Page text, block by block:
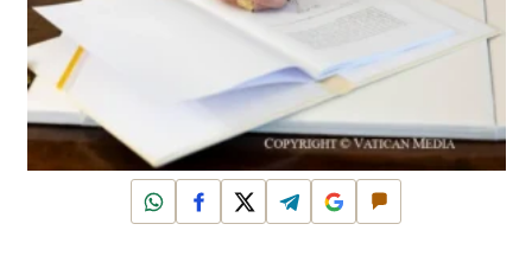
WhatsAppFacebook
X TelegramGoogleComentar